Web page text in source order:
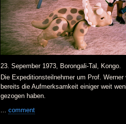
23. Sepember 1973, Borongali-Tal, Kongo.
Die Expeditionsteilnehmer um Prof.
bereits die Aufmerksamkeit einiger weit
gezogen haben.
... comment